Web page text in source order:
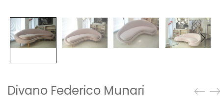
Divano Federico Munari